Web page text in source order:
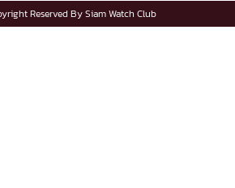
Reserved By Siam Watch Club